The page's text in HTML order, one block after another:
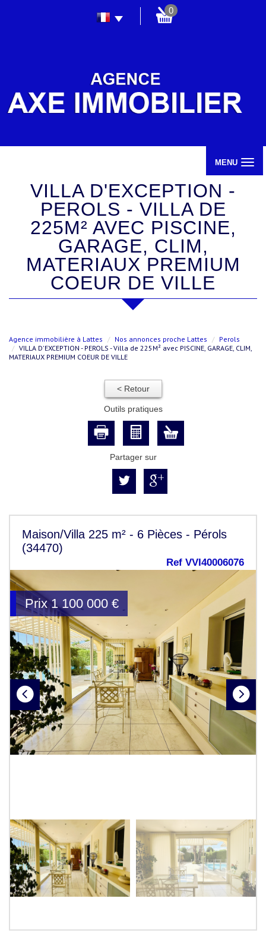
0
MENU
VILLA D'EXCEPTION -
PEROLS - VILLA DE
225M² AVEC PISCINE,
GARAGE, CLIM,
MATERIAUX PREMIUM
COEUR DE VILLE
Agence immobilière à Lattes Nos annonces proche Lattes
Perols
VILLA D'EXCEPTION - PEROLS - Villa de 225M² avec PISCINE, GARAGE, CLIM,
MATERIAUX PREMIUM COEUR DE VILLE
< Retour
Outils pratiques
Partager sur
Maison/Villa 225 m² - 6 Pièces - Pérols
(34470)
Ref VVI40006076
Prix 1 100 000 €